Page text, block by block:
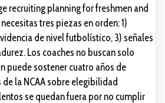
recruiting planning for freshmen and
tres piezas en orden: 1)
de nivel futbolístico, 3) señales
Los coaches no buscan solo
puede sostener cuatro años de
la NCAA sobre elegibilidad
se quedan fuera por no cumplir